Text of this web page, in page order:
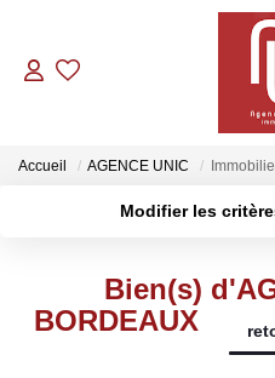
Accueil AGENCE UNIC
Modifier les
Sélectionnez...
Type de bienBien(s)
BORDEAUX